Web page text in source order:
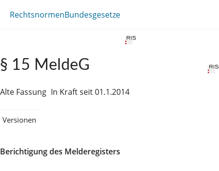
RechtsnormenBundesgesetze
§ 15 MeldeG
Alte Fassung In Kraft seit 01.1.2014
Versionen
Berichtigung des Melderegisters